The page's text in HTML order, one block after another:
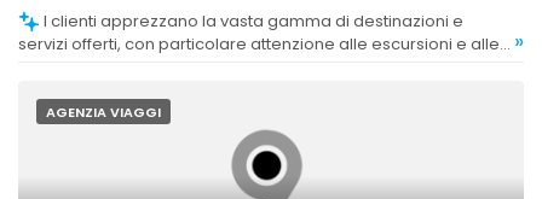
servizi offerti, con particolare attenzione alle escursioni e alle
»
AGENZIA VIAGGI